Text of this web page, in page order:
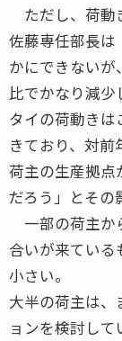
ただし、荷動
佐藤専任部長は
かにできないが
比でかなり減少
タイの荷動きは
きており、対前
荷主の生産拠点
だろう」とその
一部の荷主か
合いが来ている
小さい。
大半の荷主は、
ョンを検討して